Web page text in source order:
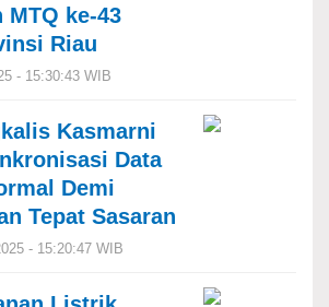
MTQ ke-43
Riau
- 15:30:43 WIB
Kasmarni
Data
Demi
Tepat Sasaran
- 15:20:47 WIB